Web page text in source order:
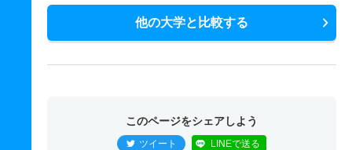
他の大学と比較する
このページをシェアしよう
ツイート LINEで送る